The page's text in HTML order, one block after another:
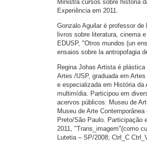
Ministra cursos sobre história
Experiência em 2011.
Gonzalo Aguilar é professor
livros sobre literatura, cinema
EDUSP, "Otros mundos (un
ensaios sobre la antropofagia
Regina Johas Artista é
Artes /USP, graduada em
e especializada em História da
multimídia. Participou em
acervos públicos: Museu de
Museu de Arte
Preto/São Paulo. Participação
2011, "Trans_imagem"(como
Lutetia – SP/2008; Ctrl_C